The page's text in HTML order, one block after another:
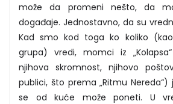
može da promeni nešto, da
događaje. Jednostavno, da su
Kad smo kod toga ko koliko
grupa) vredi, momci iz
njihova skromnost, njihovo
publici, što prema „Ritmu
se od kuće može poneti. U